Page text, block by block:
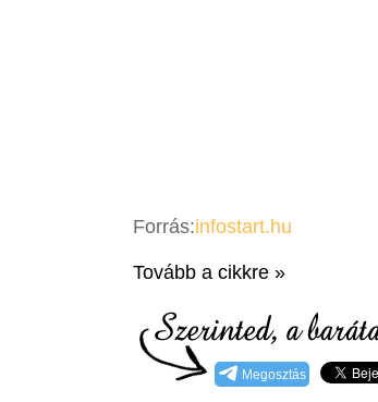
Forrás:infostart.hu
Tovább a cikkre »
Megosztás